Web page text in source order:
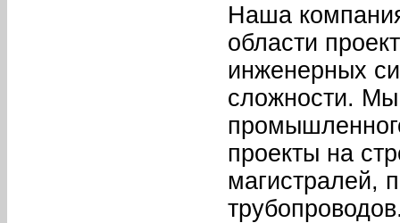
Наша
области
инженерных
сложности. Мы
проекты на
магистралей,